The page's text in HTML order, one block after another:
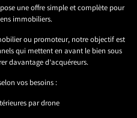
une offre simple et complète pour
immobiliers.
ou promoteur, notre objectif est
qui mettent en avant le bien sous
davantage d’acquéreurs.
vos besoins :
par drone